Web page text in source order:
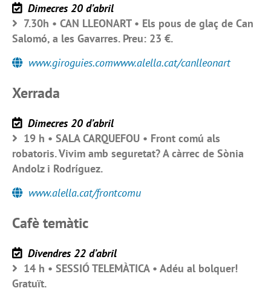
Dimecres 20 d’abril
7.30h • CAN LLEONART • Els pous de glaç de Can
Salomó, a les Gavarres. Preu: 23 €.
www.giroguies.comwww.alella.cat/canlleonart
Xerrada
Dimecres 20 d’abril
19 h • SALA CARQUEFOU • Front comú als
robatoris. Vivim amb seguretat? A càrrec de Sònia
Andolz i Rodríguez.
www.alella.cat/frontcomu
Cafè temàtic
Divendres 22 d’abril
14 h • SESSIÓ TELEMÀTICA • Adéu al bolquer!
Gratuït.